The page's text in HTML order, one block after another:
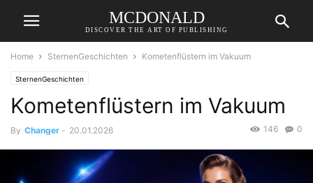
MCDONALD
DISCOVER THE ART OF PUBLISHING
Home SternenGeschichten Kometenflüstern im Vakuum
SternenGeschichten
Kometenflüstern im Vakuum
By Changer - 20.01.2026 0
146